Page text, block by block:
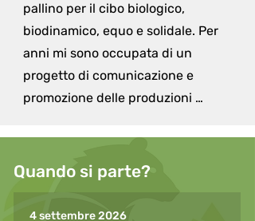
pallino per il cibo biologico,
biodinamico, equo e solidale. Per
anni mi sono occupata di un
progetto di comunicazione e
promozione delle produzioni
sostenibili e il mio sogno è quello di
aprire un mio punto di incontro di
quanto abbia a che fare con un
Quando si parte?
4 settembre 2026